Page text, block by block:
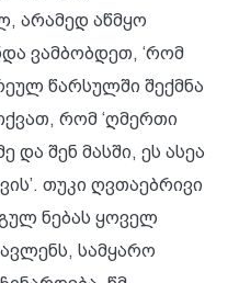
არამედ აწმყო
ვამბობდეთ, ‘რომ
წარსულში შექმნა
რომ ‘ღმერთი
და შენ მასში, ეს ასეა
თუკი ღვთაებრივი
ნებას ყოველ
სამყარო